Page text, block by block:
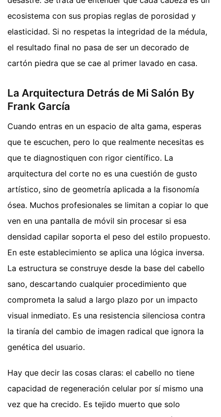
ecosistema con sus propias reglas de porosidad y
elasticidad. Si no respetas la integridad de la médula,
el resultado final no pasa de ser un decorado de
cartón piedra que se cae al primer lavado en casa.
La Arquitectura Detrás de Mi Salón By
Frank García
Cuando entras en un espacio de alta gama, esperas
que te escuchen, pero lo que realmente necesitas es
que te diagnostiquen con rigor científico. La
arquitectura del corte no es una cuestión de gusto
artístico, sino de geometría aplicada a la fisonomía
ósea. Muchos profesionales se limitan a copiar lo que
ven en una pantalla de móvil sin procesar si esa
densidad capilar soporta el peso del estilo propuesto.
En este establecimiento se aplica una lógica inversa.
La estructura se construye desde la base del cabello
sano, descartando cualquier procedimiento que
comprometa la salud a largo plazo por un impacto
visual inmediato. Es una resistencia silenciosa contra
la tiranía del cambio de imagen radical que ignora la
genética del usuario.
Hay que decir las cosas claras: el cabello no tiene
capacidad de regeneración celular por sí mismo una
vez que ha crecido. Es tejido muerto que solo